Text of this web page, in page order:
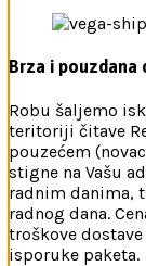
Brza i pouzdana
Robu šaljemo
teritoriji čitave
pouzećem
stigne na Vašu
radnim danima,
radnog dana.
troškove
isporuke paketa.